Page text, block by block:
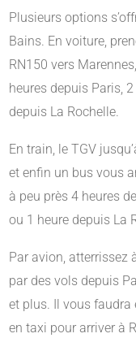
Plusieurs options
Bains. En voiture,
RN150 vers
heures depuis Paris,
depuis La Rochelle.
En train, le TGV
et enfin un bus vous
à peu près 4 heures
ou 1 heure depuis La
Par avion, atterrissez
par des vols depuis
et plus. Il vous faudra
en taxi pour arriver à